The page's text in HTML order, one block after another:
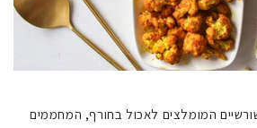
המומלצים לאכול בחורף, המחממים